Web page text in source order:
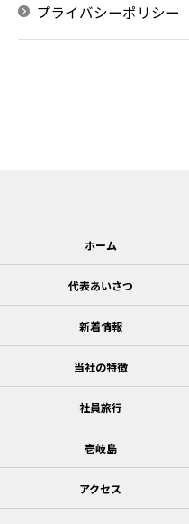
プライバシーポリシー
ホーム
代表あいさつ
新着情報
当社の特徴
社員旅行
壱岐島
アクセス